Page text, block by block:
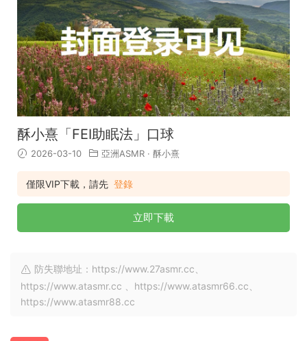
酥小熹「FEI助眠法」口球
2026-03-10 亞洲ASMR · 酥小熹
僅限VIP下載，請先 登錄
立即下載
防失聯地址：https://www.27asmr.cc、
https://www.atasmr.cc 、https://www.atasmr66.cc、
https://www.atasmr88.cc